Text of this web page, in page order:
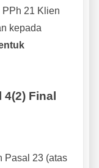
PPh 21 Klien
kepada
Final
Pasal 23 (atas